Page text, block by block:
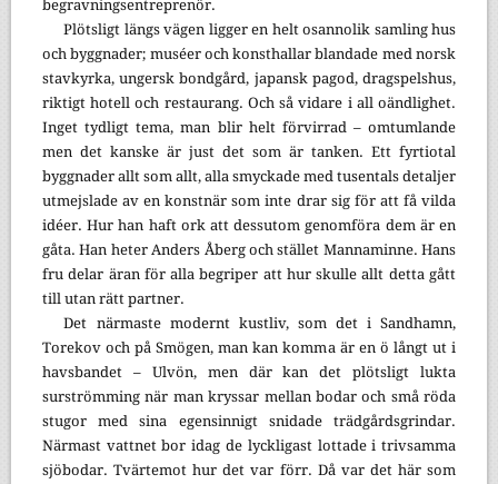
begravningsentreprenör.
Plötsligt längs vägen ligger en helt osannolik samling hus
och byggnader; muséer och konsthallar blandade med norsk
stavkyrka, ungersk bondgård, japansk pagod, dragspelshus,
riktigt hotell och restaurang. Och så vidare i all oändlighet.
Inget tydligt tema, man blir helt förvirrad – omtumlande
men det kanske är just det som är tanken. Ett fyrtiotal
byggnader allt som allt, alla smyckade med tusentals detaljer
utmejslade av en konstnär som inte drar sig för att få vilda
idéer. Hur han haft ork att dessutom genomföra dem är en
gåta. Han heter Anders Åberg och stället Mannaminne. Hans
fru delar äran för alla begriper att hur skulle allt detta gått
till utan rätt partner.
Det närmaste modernt kustliv, som det i Sandhamn,
Torekov och på Smögen, man kan komma är en ö långt ut i
havsbandet – Ulvön, men där kan det plötsligt lukta
surströmming när man kryssar mellan bodar och små röda
stugor med sina egensinnigt snidade trädgårdsgrindar.
Närmast vattnet bor idag de lyckligast lottade i trivsamma
sjöbodar. Tvärtemot hur det var förr. Då var det här som